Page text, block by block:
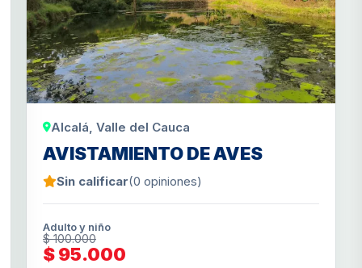
Alcalá, Valle del Cauca
AVISTAMIENTO DE AVES
Sin calificar(0 opiniones)
Adulto y niño
$ 100.000
$ 95.000